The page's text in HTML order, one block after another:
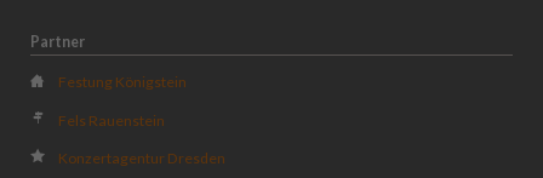
Partner
Festung Königstein
Fels Rauenstein
Konzertagentur Dresden